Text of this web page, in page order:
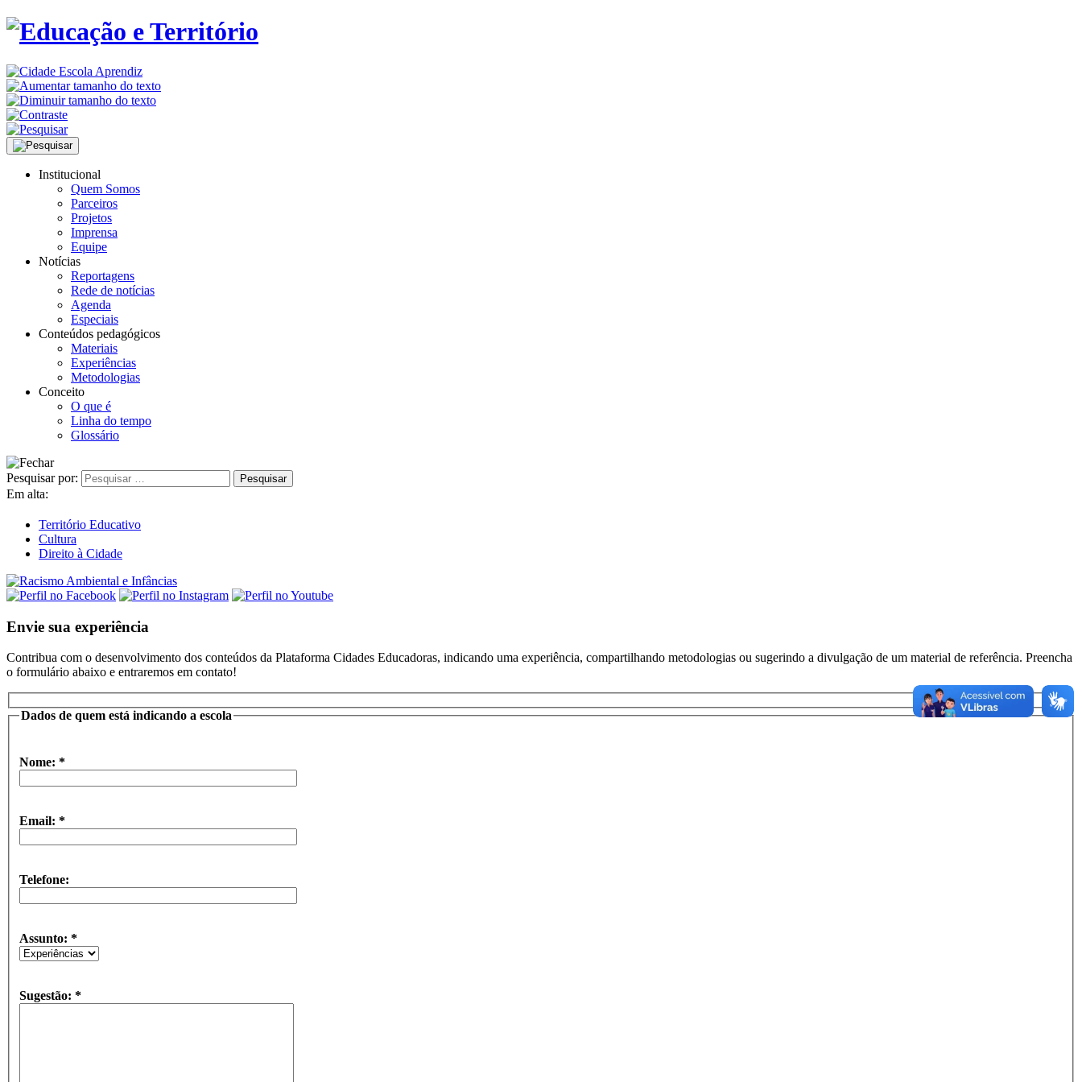
Institucional
Quem Somos
Parceiros
Projetos
Imprensa
Equipe
Notícias
Reportagens
Rede de notícias
Agenda
Especiais
Conteúdos pedagógicos
Materiais
Experiências
Metodologias
Conceito
O que é
Linha do tempo
Glossário
Pesquisar por:
Em alta:
Território Educativo
Cultura
Direito à Cidade
Envie sua experiência
Contribua com o desenvolvimento dos conteúdos da Plataforma Cidades Educadoras, indicando uma experiência, compartilhando metodologias ou sugerindo a divulgação de um material de referência. Preencha
o formulário abaixo e entraremos em contato!
Dados de quem está indicando a escola
Nome: *
Email: *
Telefone:
Assunto: *
Sugestão: *